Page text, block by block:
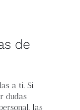
de
a ti. Si
dudas
las